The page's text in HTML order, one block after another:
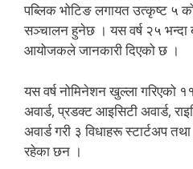
पब्लिक भोटिङ लगायत उत्कृष्ट ५
सञ्चालन हुनेछ । यस वर्ष २५ भन्दा
आयोजकले जानकारी दिएको छ ।
यस वर्ष नोमिनेशन खुल्ला गरिएको
अवार्ड, प्रडक्ट आइसिटी अवार्ड,
अवार्ड गरी ३ विधाहरू स्टार्टअप
रहेका छन ।